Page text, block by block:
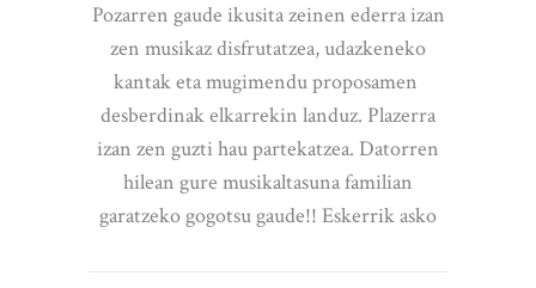
Pozarren gaude ikusita zeinen ederra izan
zen musikaz disfrutatzea, udazkeneko
kantak eta mugimendu proposamen
desberdinak elkarrekin landuz. Plazerra
izan zen guzti hau partekatzea. Datorren
hilean gure musikaltasuna familian
garatzeko gogotsu gaude!! Eskerrik asko